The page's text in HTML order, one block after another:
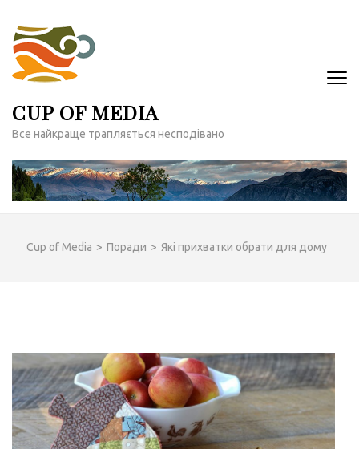
вмісту
(натисніть
Enter)
CUP OF MEDIA
Все найкраще трапляється несподівано
Cup of Media > Поради > Які прихватки обрати для дому